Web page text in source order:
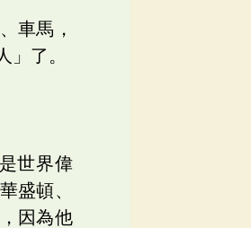
車馬，
了。
世界偉
盛頓、
因為他